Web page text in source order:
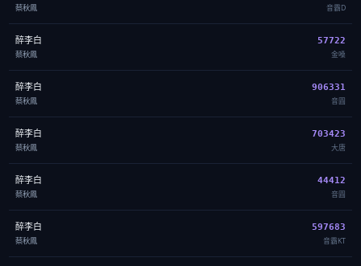
蔡秋鳳 音霸D
醉李白
蔡秋鳳
57722
金嗓
醉李白
蔡秋鳳
906331
音圓
醉李白
蔡秋鳳
703423
大唐
醉李白
蔡秋鳳
44412
音圓
醉李白
蔡秋鳳
597683
音霸KT